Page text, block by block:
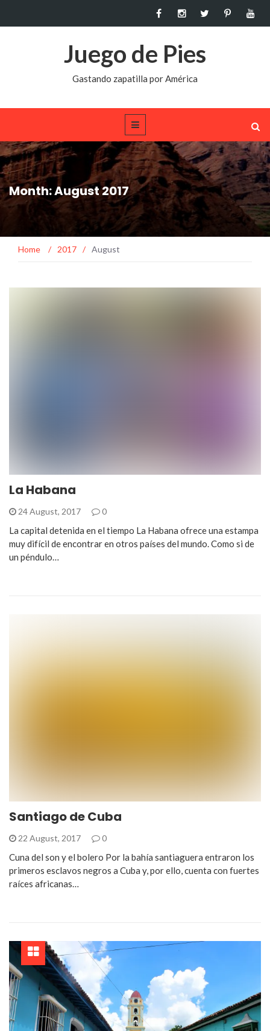
Juego de Pies
Gastando zapatilla por América
Month: August 2017
Home / 2017 / August
La Habana
24 August, 2017 0
La capital detenida en el tiempo La Habana ofrece una estampa
muy difícil de encontrar en otros países del mundo. Como si de
un péndulo…
Santiago de Cuba
22 August, 2017 0
Cuna del son y el bolero Por la bahía santiaguera entraron los
primeros esclavos negros a Cuba y, por ello, cuenta con fuertes
raíces africanas…